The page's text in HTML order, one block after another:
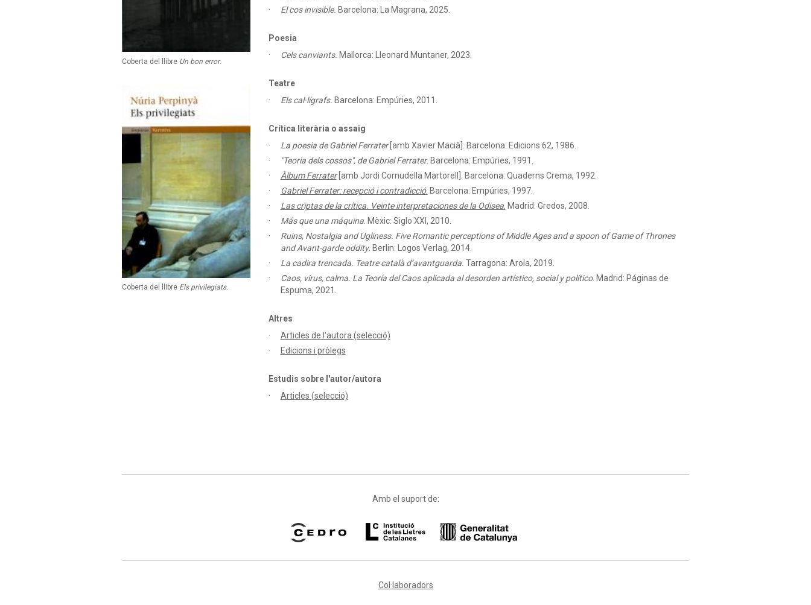
Coberta del llibre Un bon error.
Coberta del llibre Els privilegiats.
El cos invisible. Barcelona: La Magrana, 2025.
Poesia
Cels canviants. Mallorca: Lleonard Muntaner, 2023.
Teatre
Els cal·lígrafs. Barcelona: Empúries, 2011.
Crítica literària o assaig
La poesia de Gabriel Ferrater [amb Xavier Macià]. Barcelona: Edicions 62, 1986.
"Teoria dels cossos", de Gabriel Ferrater. Barcelona: Empúries, 1991.
Àlbum Ferrater [amb Jordi Cornudella Martorell]. Barcelona: Quaderns Crema, 1992.
Gabriel Ferrater: recepció i contradicció. Barcelona: Empúries, 1997.
Las criptas de la crítica. Veinte interpretaciones de la Odisea. Madrid: Gredos, 2008.
Más que una máquina. Mèxic: Siglo XXI, 2010.
Ruins, Nostalgia and Ugliness. Five Romantic perceptions of Middle Ages and a spoon of Game of Thrones
and Avant-garde oddity. Berlin: Logos Verlag, 2014.
La cadira trencada. Teatre català d’avantguarda. Tarragona: Arola, 2019.
Caos, virus, calma. La Teoría del Caos aplicada al desorden artístico, social y político. Madrid: Páginas de
Espuma, 2021.
Altres
Articles de l'autora (selecció)
Edicions i pròlegs
Estudis sobre l'autor/autora
Articles (selecció)
Amb el suport de:
Col·laboradors